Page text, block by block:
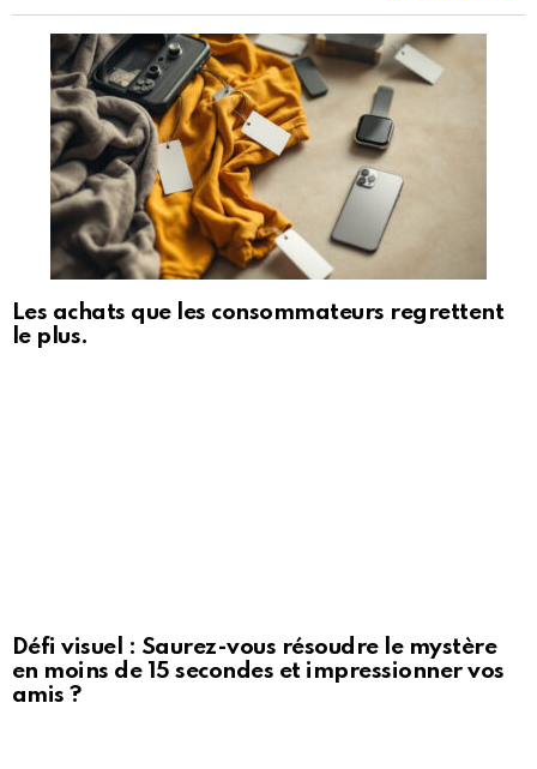
Les achats que les consommateurs regrettent
le plus.
Défi visuel : Saurez-vous résoudre le mystère
en moins de 15 secondes et impressionner vos
amis ?